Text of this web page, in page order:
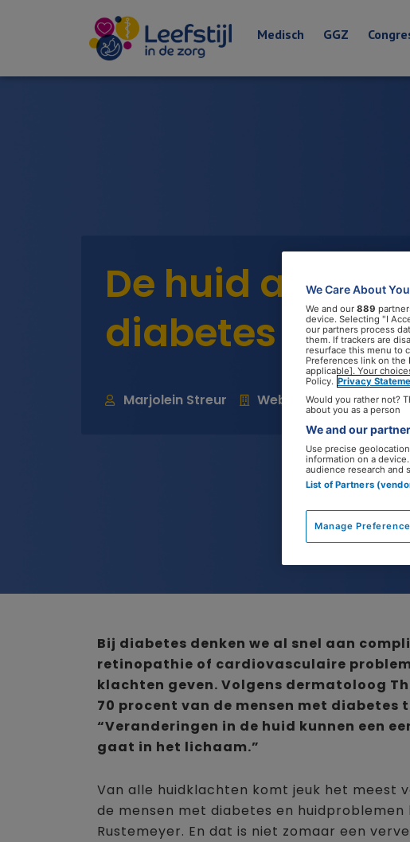
Medisch GGZ
De huid als
diabetes
Marjolein Streur Webredacteur
Bij diabetes denken we al snel aan
retinopathie of cardiovasculaire
klachten geven. Volgens dermatoloog
70 procent van de mensen met diabetes
“Veranderingen in de huid kunnen een
gaat in het lichaam.”
Van alle huidklachten komt jeuk het meest
de mensen met diabetes en
Rustemeyer. En dat is niet zomaar een
We Care About
We and our 889
device. Selecting "I
our partners process
them. If trackers are
resurface this menu to
Preferences link on
applicable]. Your
Policy. Privacy
Would you rather not?
about you as a person
We and our
Use precise
information on a
audience research and
List of Partners
Manage